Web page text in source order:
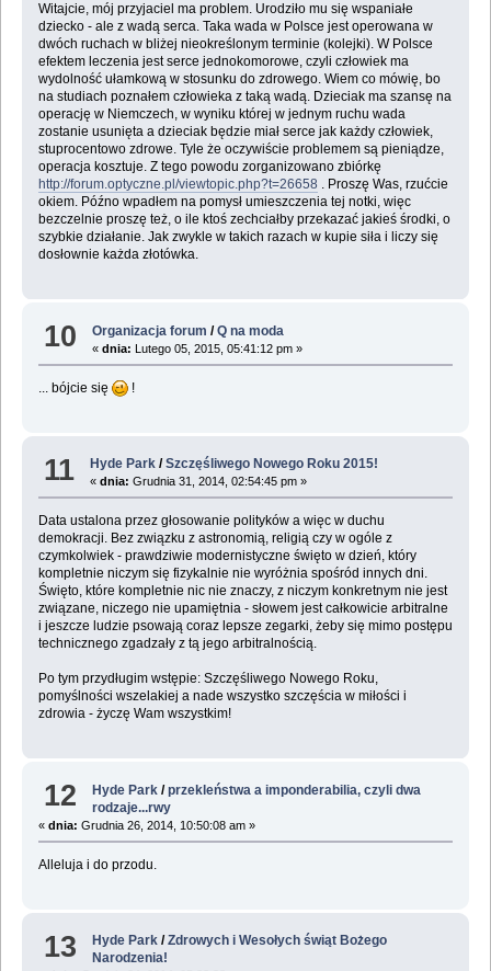
Witajcie, mój przyjaciel ma problem. Urodziło mu się wspaniałe
dziecko - ale z wadą serca. Taka wada w Polsce jest operowana w
dwóch ruchach w bliżej nieokreślonym terminie (kolejki). W Polsce
efektem leczenia jest serce jednokomorowe, czyli człowiek ma
wydolność ułamkową w stosunku do zdrowego. Wiem co mówię, bo
na studiach poznałem człowieka z taką wadą. Dzieciak ma szansę na
operację w Niemczech, w wyniku której w jednym ruchu wada
zostanie usunięta a dzieciak będzie miał serce jak każdy człowiek,
stuprocentowo zdrowe. Tyle że oczywiście problemem są pieniądze,
operacja kosztuje. Z tego powodu zorganizowano zbiórkę
http://forum.optyczne.pl/viewtopic.php?t=26658 . Proszę Was, rzućcie
okiem. Późno wpadłem na pomysł umieszczenia tej notki, więc
bezczelnie proszę też, o ile ktoś zechciałby przekazać jakieś środki, o
szybkie działanie. Jak zwykle w takich razach w kupie siła i liczy się
dosłownie każda złotówka.
10 Organizacja forum /Q na moda
«dnia: Lutego 05, 2015, 05:41:12 pm »
... bójcie się !
11 Hyde Park /Szczęśliwego Nowego Roku 2015!
«dnia: Grudnia 31, 2014, 02:54:45 pm »
Data ustalona przez głosowanie polityków a więc w duchu
demokracji. Bez związku z astronomią, religią czy w ogóle z
czymkolwiek - prawdziwie modernistyczne święto w dzień, który
kompletnie niczym się fizykalnie nie wyróżnia spośród innych dni.
Święto, które kompletnie nic nie znaczy, z niczym konkretnym nie jest
związane, niczego nie upamiętnia - słowem jest całkowicie arbitralne
i jeszcze ludzie psowają coraz lepsze zegarki, żeby się mimo postępu
technicznego zgadzały z tą jego arbitralnością.
Po tym przydługim wstępie: Szczęśliwego Nowego Roku,
pomyślności wszelakiej a nade wszystko szczęścia w miłości i
zdrowia - życzę Wam wszystkim!
12 Hyde Park /przekleństwa a imponderabilia, czyli dwa
rodzaje...rwy
« dnia: Grudnia 26, 2014, 10:50:08 am »
Alleluja i do przodu.
13 Hyde Park /Zdrowych i Wesołych świąt Bożego
Narodzenia!